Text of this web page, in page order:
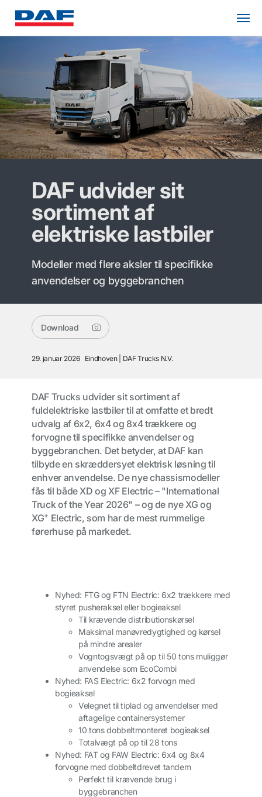
DAF udvider sit
sortiment af
elektriske lastbiler
Modeller med flere aksler til specifikke
anvendelser og byggebranchen
Download
29. januar 2026 Eindhoven DAF Trucks N.V.
DAF Trucks udvider sit sortiment af
fuldelektriske lastbiler til at omfatte et bredt
udvalg af 6x2, 6x4 og 8x4 trækkere og
forvogne til specifikke anvendelser og
byggebranchen. Det betyder, at DAF kan
tilbyde en skræddersyet elektrisk løsning til
enhver anvendelse. De nye chassismodeller
fås til både XD og XF Electric – "International
Truck of the Year 2026" – og de nye XG og
XG+ Electric, som har de mest rummelige
førerhuse på markedet.
Nyhed: FTG og FTN Electric: 6x2 trækkere med
styret pusheraksel eller bogieaksel
Til krævende distributionskørsel
Maksimal manøvredygtighed og kørsel
på mindre arealer
Vogntogsvægt på op til 50 tons muliggør
anvendelse som EcoCombi
Nyhed: FAS Electric: 6x2 forvogn med
bogieaksel
Velegnet til tiplad og anvendelser med
aftagelige containersystemer
10 tons dobbeltmonteret bogieaksel
Totalvægt på op til 28 tons
Nyhed: FAT og FAW Electric: 6x4 og 8x4
forvogne med dobbeltdrevet tandem
Perfekt til krævende brug i
byggebranchen